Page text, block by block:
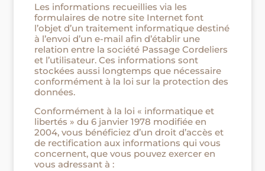
Les informations recueillies via les
formulaires de notre site Internet font
l’objet d’un traitement informatique destiné
à l’envoi d’un e-mail afin d’établir une
relation entre la société Passage Cordeliers
et l’utilisateur. Ces informations sont
stockées aussi longtemps que nécessaire
conformément à la loi sur la protection des
données.
Conformément à la loi « informatique et
libertés » du 6 janvier 1978 modifiée en
2004, vous bénéficiez d’un droit d’accès et
de rectification aux informations qui vous
concernent, que vous pouvez exercer en
vous adressant à :